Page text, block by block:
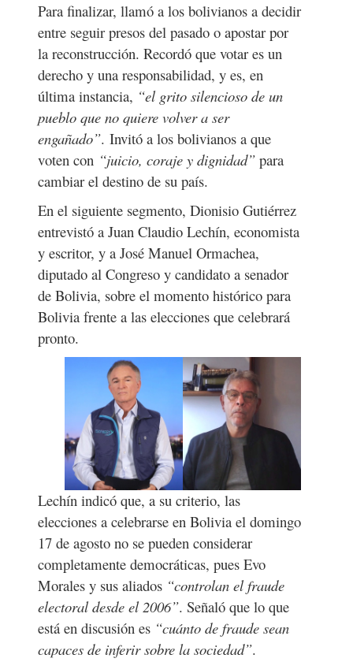
Para finalizar, llamó a los bolivianos a decidir
entre seguir presos del pasado o apostar por
la reconstrucción. Recordó que votar es un
derecho y una responsabilidad, y es, en
última instancia, “el grito silencioso de un
pueblo que no quiere volver a ser
engañado”.Invitó a los bolivianos a que
voten con “juicio, coraje y dignidad”para
cambiar el destino de su país.
En el siguiente segmento, Dionisio Gutiérrez
entrevistó a Juan Claudio Lechín, economista
y escritor, y a José Manuel Ormachea,
diputado al Congreso y candidato a senador
de Bolivia, sobre el momento histórico para
Bolivia frente a las elecciones que celebrará
pronto.
Lechín indicó que, a su criterio, las
elecciones a celebrarse en Bolivia el domingo
17 de agosto no se pueden considerar
completamente democráticas, pues Evo
Morales y sus aliados “controlan el fraude
electoral desde el 2006”. Señaló que lo que
está en discusión es “cuánto de fraude sean
capaces de inferir sobre la sociedad”.